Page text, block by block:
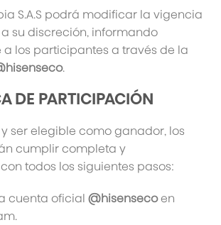
S.A.S podrá modificar la vigencia
su discreción, informando
los participantes a través de la
.
DE PARTICIPACIÓN
ser elegible como ganador, los
cumplir completa y
todos los siguientes pasos:
cuenta oficial @hisensecoen